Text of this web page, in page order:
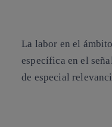
La labor en el
específica en el
de especial